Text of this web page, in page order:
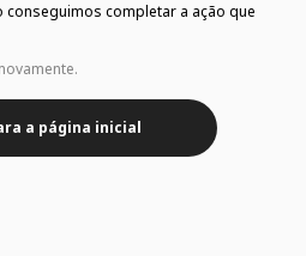
conseguimos completar a ação que
a página inicial